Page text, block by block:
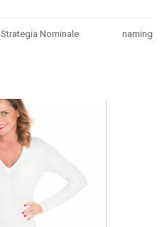
naming
Strategia Nominale